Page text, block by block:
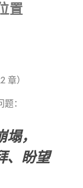
置
章）
：
，
、盼望